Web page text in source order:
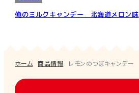
俺のミルクキャンデー 北海道メロン味
ホーム 商品情報 レモンのつぼキャンデー